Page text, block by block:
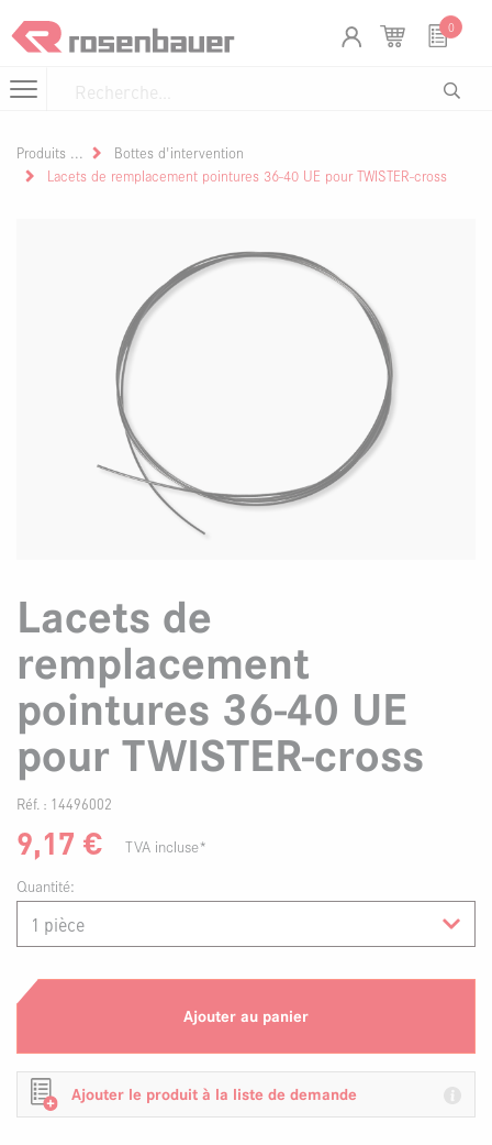
0
Produits
Bottes d'intervention
Lacets de remplacement pointures 36-40 UE pour TWISTER-cross
Lacets de
remplacement
pointures 36-40 UE
pour TWISTER-cross
Réf. : 14496002
9,17 €
TVA incluse*
Quantité:
Ajouter au panier
Ajouter le produit à la liste de demande